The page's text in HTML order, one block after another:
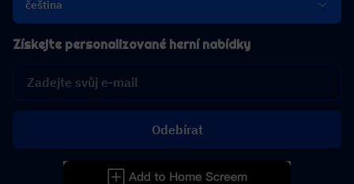
čeština
Získejte personalizované herní nabídky
Odebírat